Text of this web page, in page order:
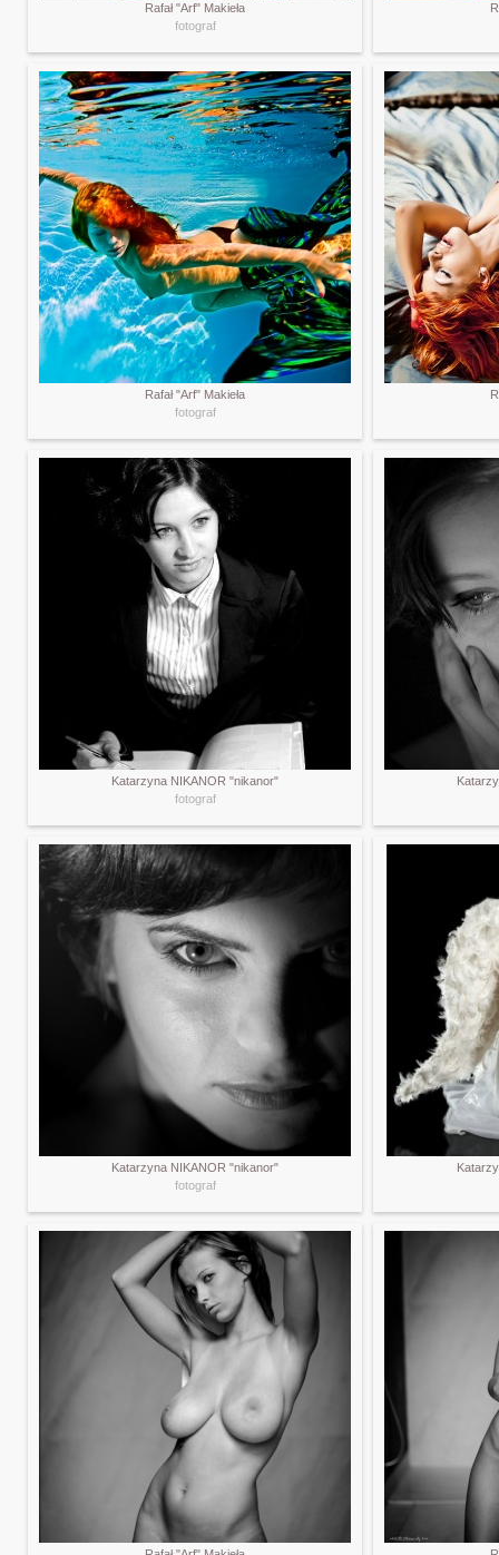
Rafał "Arf" Makieła
fotograf
Rafał "Arf" Makieła
fotograf
Katarzyna NIKANOR "nikanor"
fotograf
Katarzyna NIKANOR "nikanor"
fotograf